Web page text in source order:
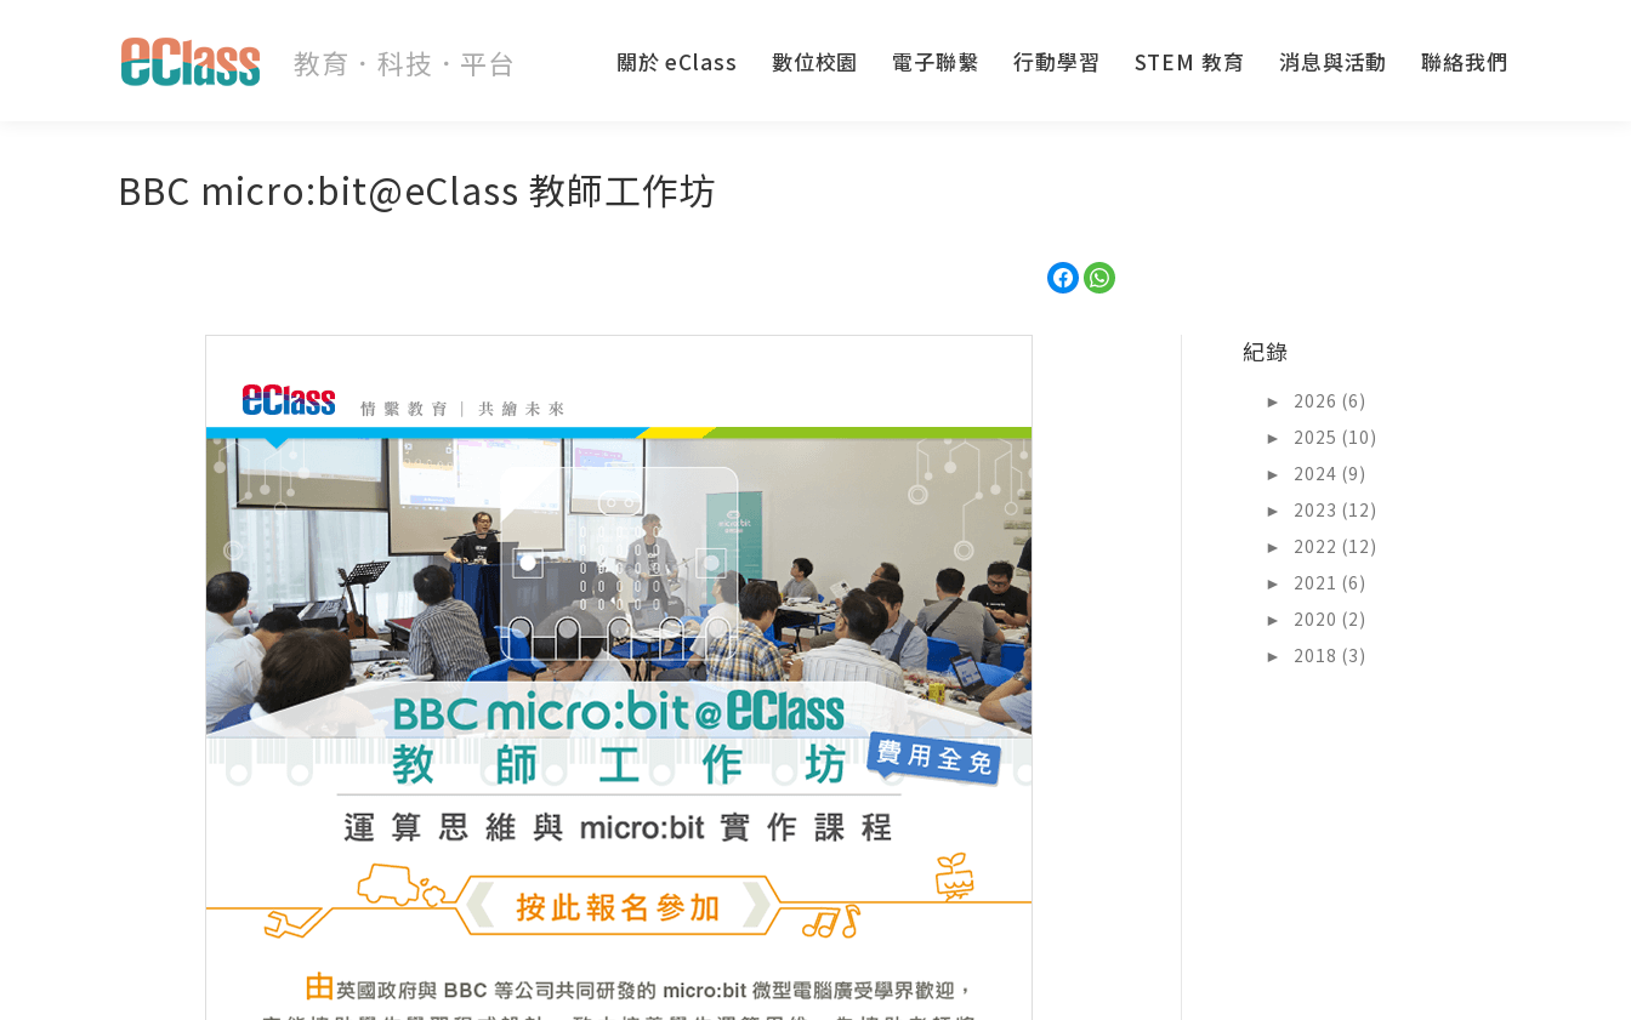
關於 eClass 數位校園 電子聯繫 行動學習 STEM 教育 消息與活動 聯絡我們
BBC micro:bit@eClass 教師工作坊
紀錄
►
2026 (6)
►
2025 (10)
►
2024 (9)
►
2023 (12)
►
2022 (12)
►
2021 (6)
►
2020 (2)
►
2018 (3)